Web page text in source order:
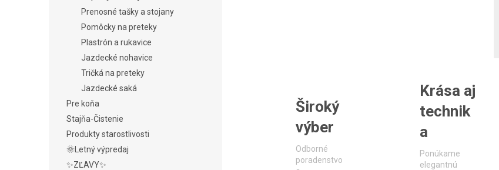
Prenosné tašky a stojany
Pomôcky na preteky
Plastrón a rukavice
Jazdecké nohavice
Tričká na preteky
Jazdecké saká
Pre koňa
Stajňa-Čistenie
Produkty starostlivosti
🌞Letný výpredaj
✨ZĽAVY✨
Široký
výber
Odborné
poradenstvo
Krása aj
technik
a
Ponúkame
elegantnú